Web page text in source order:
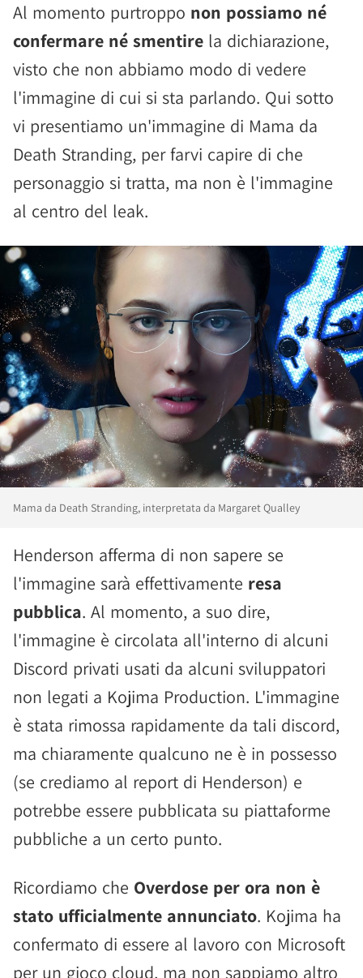
Al momento purtroppo non possiamo né
confermare né smentire la dichiarazione,
visto che non abbiamo modo di vedere
l'immagine di cui si sta parlando. Qui sotto
vi presentiamo un'immagine di Mama da
Death Stranding, per farvi capire di che
personaggio si tratta, ma non è l'immagine
al centro del leak.
Mama da Death Stranding, interpretata da Margaret Qualley
Henderson afferma di non sapere se
l'immagine sarà effettivamente resa
pubblica. Al momento, a suo dire,
l'immagine è circolata all'interno di alcuni
Discord privati usati da alcuni sviluppatori
non legati a Kojima Production. L'immagine
è stata rimossa rapidamente da tali discord,
ma chiaramente qualcuno ne è in possesso
(se crediamo al report di Henderson) e
potrebbe essere pubblicata su piattaforme
pubbliche a un certo punto.
Ricordiamo che Overdose per ora non è
stato ufficialmente annunciato. Kojima ha
confermato di essere al lavoro con Microsoft
per un gioco cloud, ma non sappiamo altro